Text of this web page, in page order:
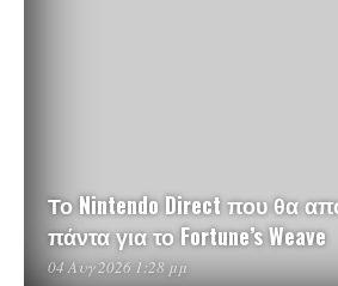
Το Nintendo Direct που θα
πάντα για το Fortune’s Weave
04 Αυγ 2026 1:28 μμ